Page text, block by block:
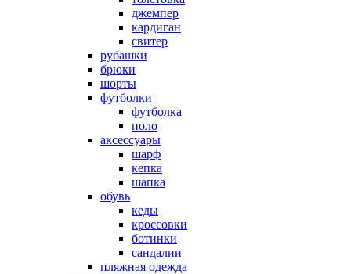
джемпер
кардиган
свитер
рубашки
брюки
шорты
футболки
футболка
поло
аксессуары
шарф
кепка
шапка
обувь
кеды
кроссовки
ботинки
сандалии
пляжная одежда